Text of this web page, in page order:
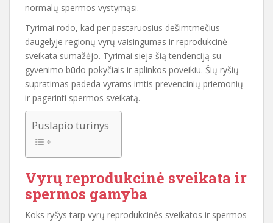
normalų spermos vystymąsi.
Tyrimai rodo, kad per pastaruosius dešimtmečius
daugelyje regionų vyrų vaisingumas ir reprodukcinė
sveikata sumažėjo. Tyrimai sieja šią tendenciją su
gyvenimo būdo pokyčiais ir aplinkos poveikiu. Šių ryšių
supratimas padeda vyrams imtis prevencinių priemonių
ir pagerinti spermos sveikatą.
Puslapio turinys
Vyrų reprodukcinė sveikata ir
spermos gamyba
Koks ryšys tarp vyrų reprodukcinės sveikatos ir spermos